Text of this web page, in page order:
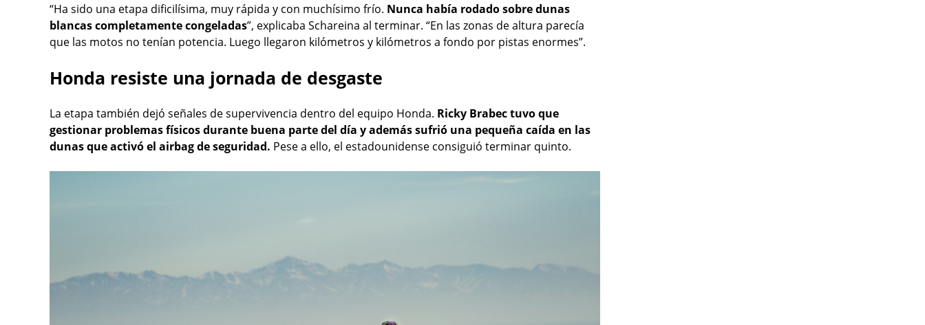
“Ha sido una etapa dificilísima, muy rápida y con muchísimo frío. Nunca había rodado sobre dunas
blancas completamente congeladas”, explicaba Schareina al terminar. “En las zonas de altura parecía
que las motos no tenían potencia. Luego llegaron kilómetros y kilómetros a fondo por pistas enormes”.
Honda resiste una jornada de desgaste
La etapa también dejó señales de supervivencia dentro del equipo Honda. Ricky Brabec tuvo que
gestionar problemas físicos durante buena parte del día y además sufrió una pequeña caída en las
dunas que activó el airbag de seguridad. Pese a ello, el estadounidense consiguió terminar quinto.